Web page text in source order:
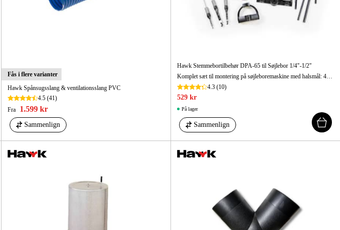
Fås i flere varianter
Hawk Spånsugsslang & ventilationsslang PVC
4.5(41)
Fra
1.599 kr
Sammenlign
Hawk Stemmebortilbehør DPA-65 til Søjlebor 1/4"-1/2"
Komplet sæt til montering på søjleboremaskine med halsmål: 40 mm, 52,5 mm, 55 mm, 60 mm eller 65 mm.
4.3(10)
529 kr
På lager
Sammenlign